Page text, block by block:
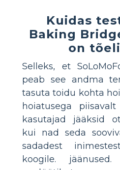
Kuidas
Baking
on
Selleks, et
peab see andma
tasuta toidu kohta
hoiatusega
kasutajad jääksid
kui nad seda
sadadest
koogile.